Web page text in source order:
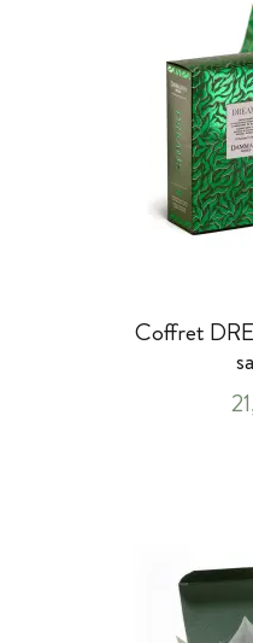
Coffret